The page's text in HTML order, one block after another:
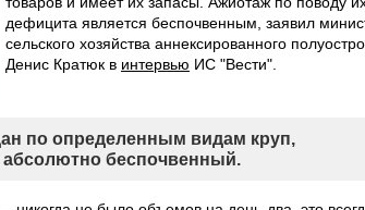
дефицита является беспочвенным, заявил
сельского хозяйства аннексированного
Денис Кратюк в интервью ИС "Вести".
по определенным видам круп,
беспочвенный.